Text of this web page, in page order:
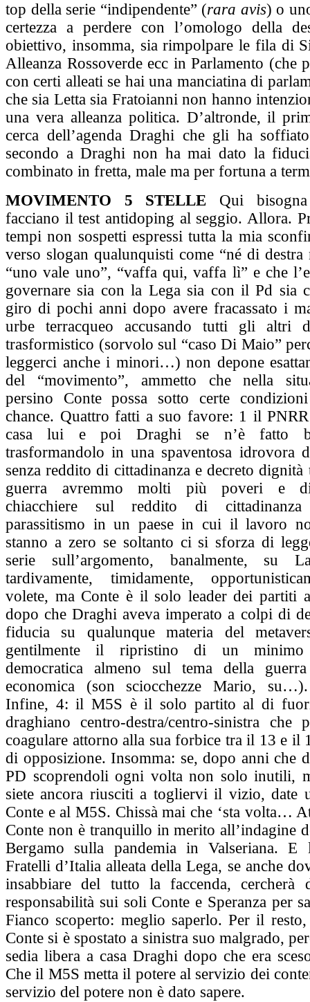
top della serie “indipendente” (rara avis) o
certezza a perdere con l’omologo della
obiettivo, insomma, sia rimpolpare le fila di
Alleanza Rossoverde ecc in Parlamento (che
con certi alleati se hai una manciatina di
che sia Letta sia Fratoianni non hanno
una vera alleanza politica. D’altronde, il
cerca dell’agenda Draghi che gli ha
secondo a Draghi non ha mai dato la
combinato in fretta, male ma per fortuna a
MOVIMENTO 5 STELLE Qui
facciano il test antidoping al seggio. Allora.
tempi non sospetti espressi tutta la mia
verso slogan qualunquisti come “né di destra
“uno vale uno”, “vaffa qui, vaffa lì” e che
governare sia con la Lega sia con il Pd sia
giro di pochi anni dopo avere fracassato i
urbe terracqueo accusando tutti gli altri
trasformistico (sorvolo sul “caso Di Maio”
leggerci anche i minori…) non depone
del “movimento”, ammetto che nella
persino Conte possa sotto certe
chance. Quattro fatti a suo favore: 1 il
casa lui e poi Draghi se n’è fatto
trasformandolo in una spaventosa idrovora
senza reddito di cittadinanza e decreto dignità
guerra avremmo molti più poveri e
chiacchiere sul reddito di
parassitismo in un paese in cui il lavoro
stanno a zero se soltanto ci si sforza di
serie sull’argomento, banalmente, su
tardivamente, timidamente,
volete, ma Conte è il solo leader dei partiti
dopo che Draghi aveva imperato a colpi di
fiducia su qualunque materia del
gentilmente il ripristino di un
democratica almeno sul tema della
economica (son sciocchezze Mario,
Infine, 4: il M5S è il solo partito al di
draghiano centro-destra/centro-sinistra che
coagulare attorno alla sua forbice tra il 13 e il
di opposizione. Insomma: se, dopo anni che
PD scoprendoli ogni volta non solo inutili,
siete ancora riusciti a togliervi il vizio, date
Conte e al M5S. Chissà mai che ‘sta volta…
Conte non è tranquillo in merito all’indagine
Bergamo sulla pandemia in Valseriana. E
Fratelli d’Italia alleata della Lega, se anche
insabbiare del tutto la faccenda, cercherà
responsabilità sui soli Conte e Speranza per
Fianco scoperto: meglio saperlo. Per il
Conte si è spostato a sinistra suo malgrado,
sedia libera a casa Draghi dopo che era
Che il M5S metta il potere al servizio dei
servizio del potere non è dato sapere.